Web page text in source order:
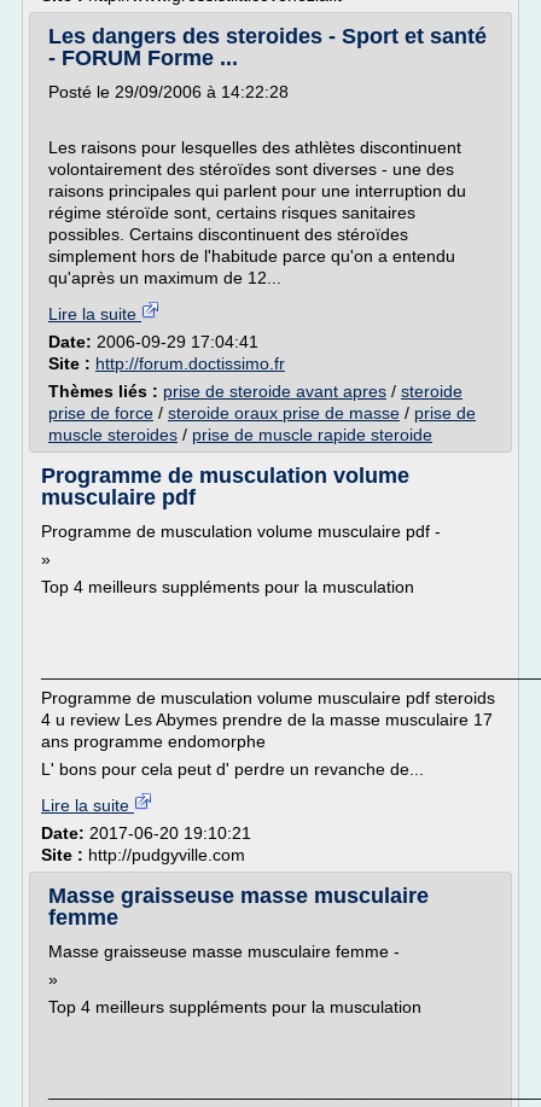
Les dangers des steroides - Sport et santé
- FORUM Forme ...
Posté le 29/09/2006 à 14:22:28
Les raisons pour lesquelles des athlètes discontinuent
volontairement des stéroïdes sont diverses - une des
raisons principales qui parlent pour une interruption du
régime stéroïde sont, certains risques sanitaires
possibles. Certains discontinuent des stéroïdes
simplement hors de l'habitude parce qu'on a entendu
qu'après un maximum de 12...
Lire la suite
Date: 2006-09-29 17:04:41
Site : http://forum.doctissimo.fr
Thèmes liés : prise de steroide avant apres / steroide
prise de force / steroide oraux prise de masse / prise de
muscle steroides / prise de muscle rapide steroide
Programme de musculation volume
musculaire pdf
Programme de musculation volume musculaire pdf -
»
Top 4 meilleurs suppléments pour la musculation
Programme de musculation volume musculaire pdf steroids
4 u review Les Abymes prendre de la masse musculaire 17
ans programme endomorphe
L' bons pour cela peut d' perdre un revanche de...
Lire la suite
Date: 2017-06-20 19:10:21
Site : http://pudgyville.com
Masse graisseuse masse musculaire
femme
Masse graisseuse masse musculaire femme -
»
Top 4 meilleurs suppléments pour la musculation